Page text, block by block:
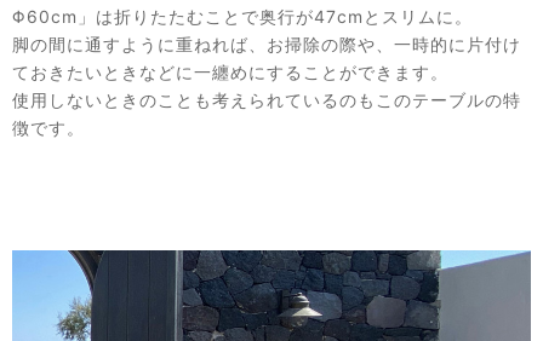
Φ60cm」は折りたたむことで奥行が47cmとスリムに。
脚の間に通すように重ねれば、お掃除の際や、一時的に片付け
ておきたいときなどに一纏めにすることができます。
使用しないときのことも考えられているのもこのテーブルの特
徴です。